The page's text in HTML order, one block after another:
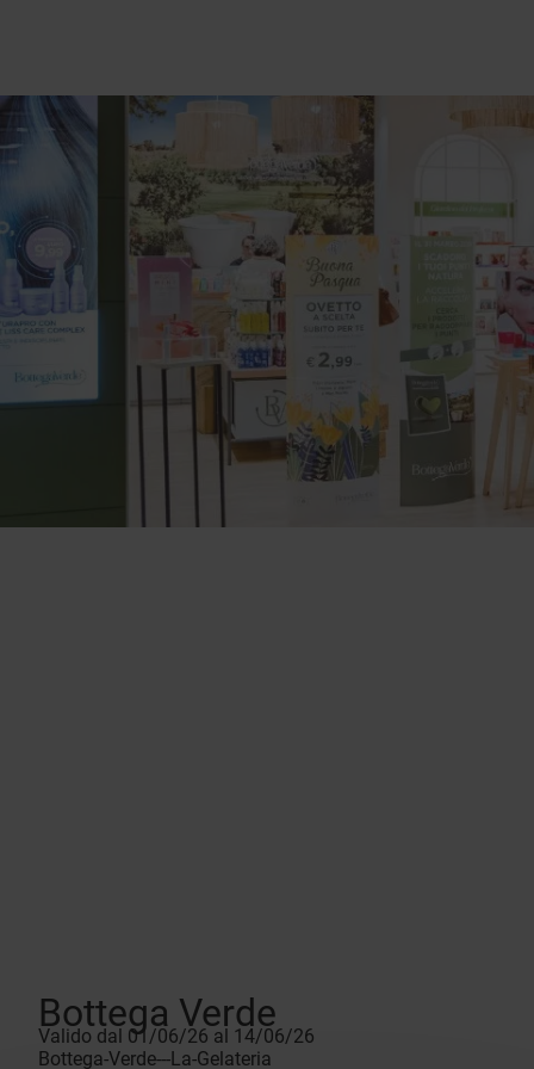
Bottega Verde
Valido dal 01/06/26 al 14/06/26
Bottega-Verde---La-Gelateria